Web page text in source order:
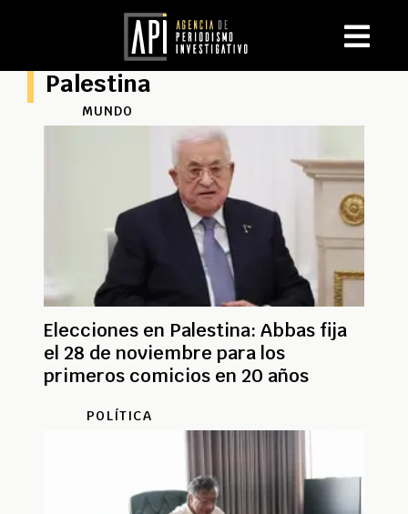
Palestina
MUNDO
Elecciones en Palestina: Abbas fija
el 28 de noviembre para los
primeros comicios en 20 años
POLÍTICA